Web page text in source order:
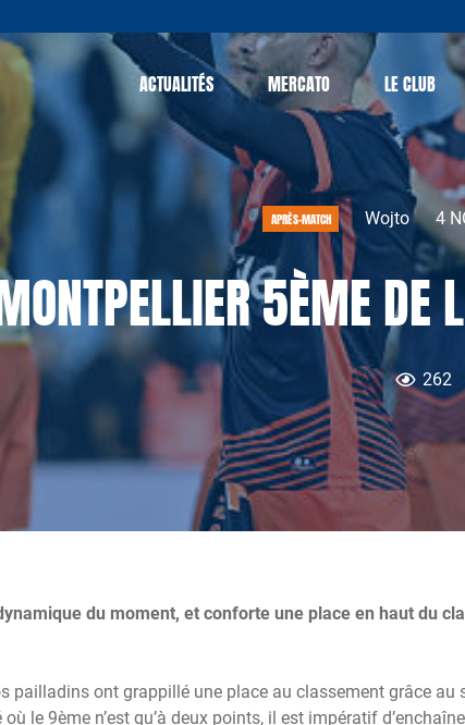
ACTUALITÉS MERCATO LE CLUB
APRÈS-MATCH Wojto 4
5ÈME DE
262
du moment, et conforte une place en haut du
pailladins ont grappillé une place au classement grâce au
le 9ème n’est qu’à deux points, il est impératif